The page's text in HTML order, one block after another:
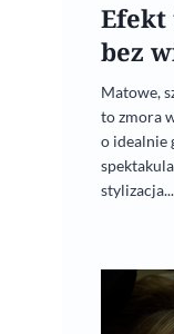
Efekt
bez
Matowe,
to zmora
o idealnie
stylizacja...